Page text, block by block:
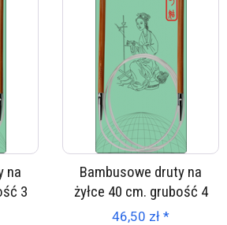
na
3
Bambusowe druty na
żyłce 40 cm. grubość 4
46,50 zł *